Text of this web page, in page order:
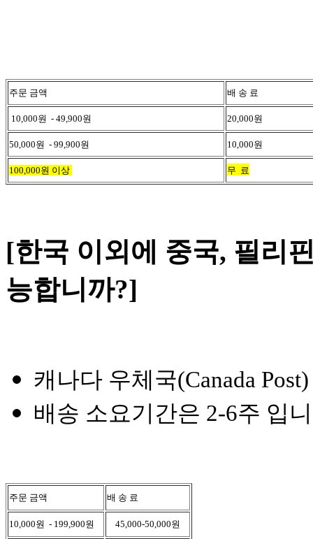
주문 금액 배 송 료
10,000원 - 49,900원 20,000원
50,000원 - 99,900원 10,000원
100,000원 이상 무 료
[한국 이외에 중국, 필리
능합니까?]
캐나다 우체국(Canada
배송 소요기간은 2-6주 입
주문 금액 배 송 료
10,000원 - 199,900원 45,000-50,000원